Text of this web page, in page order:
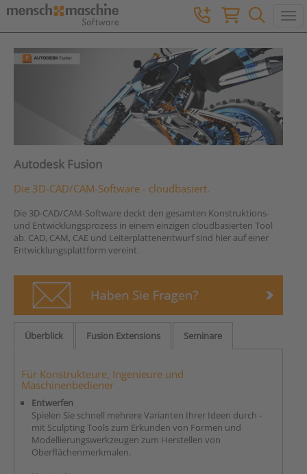
Autodesk Fusion
Die 3D-CAD/CAM-Software - cloudbasiert.
Die 3D-CAD/CAM-Software deckt den gesamten Konstruktions-
und Entwicklungsprozess in einem einzigen cloudbasierten Tool
ab. CAD, CAM, CAE und Leiterplattenentwurf sind hier auf einer
Entwicklungsplattform vereint.
Überblick Fusion Extensions Seminare
Für Konstrukteure, Ingenieure und
Maschinenbediener
Entwerfen
Spielen Sie schnell mehrere Varianten Ihrer Ideen durch -
mit Sculpting Tools zum Erkunden von Formen und
Modellierungswerkzeugen zum Herstellen von
Oberflächenmerkmalen.